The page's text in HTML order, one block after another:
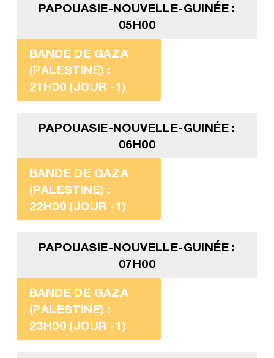
PAPOUASIE-NOUVELLE-GUINÉE :
05H00
BANDE DE GAZA
(PALESTINE) :
21H00 (JOUR -1)
PAPOUASIE-NOUVELLE-GUINÉE :
06H00
BANDE DE GAZA
(PALESTINE) :
22H00 (JOUR -1)
PAPOUASIE-NOUVELLE-GUINÉE :
07H00
BANDE DE GAZA
(PALESTINE) :
23H00 (JOUR -1)